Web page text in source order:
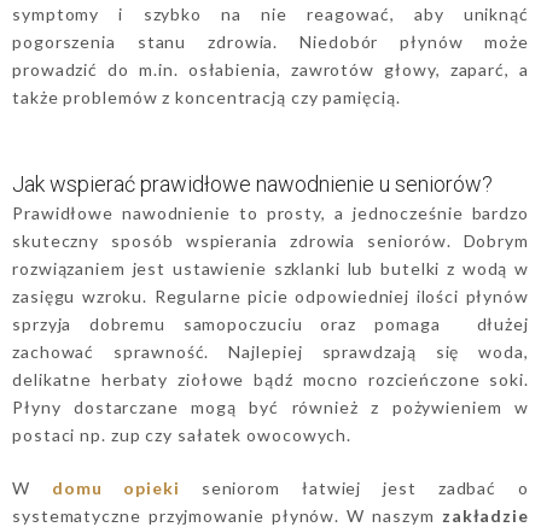
symptomy i szybko na nie reagować, aby uniknąć
pogorszenia stanu zdrowia. Niedobór płynów może
prowadzić do m.in. osłabienia, zawrotów głowy, zaparć, a
także problemów z koncentracją czy pamięcią.
Jak wspierać prawidłowe nawodnienie u seniorów?
Prawidłowe nawodnienie to prosty, a jednocześnie bardzo
skuteczny sposób wspierania zdrowia seniorów. Dobrym
rozwiązaniem jest ustawienie szklanki lub butelki z wodą w
zasięgu wzroku. Regularne picie odpowiedniej ilości płynów
sprzyja dobremu samopoczuciu oraz pomaga dłużej
zachować sprawność. Najlepiej sprawdzają się woda,
delikatne herbaty ziołowe bądź mocno rozcieńczone soki.
Płyny dostarczane mogą być również z pożywieniem w
postaci np. zup czy sałatek owocowych.
W domu opieki
seniorom łatwiej jest zadbać o
systematyczne przyjmowanie płynów. W naszym zakładzie